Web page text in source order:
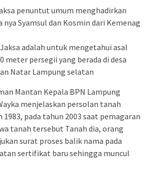
penuntut umum menghadirkan
Syamsul dan Kosmin dari Kemenag
adalah untuk mengetahui asal
meter persegii yang berada di desa
Natar Lampung selatan
Mantan Kepala BPN Lampung
menjelaskan persolan tanah
pada tahun 2003 saat pemagaran
tanah tersebut Tanah dia, orang
surat proses balik nama pada
sertifikat baru sehingga muncul